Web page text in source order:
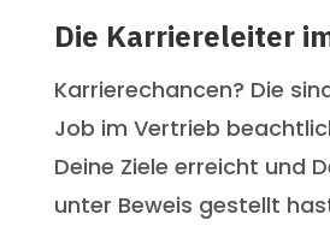
Die Karriereleiter
Karrierechancen? Die
Job im Vertrieb
Deine Ziele erreicht und
unter Beweis gestellt